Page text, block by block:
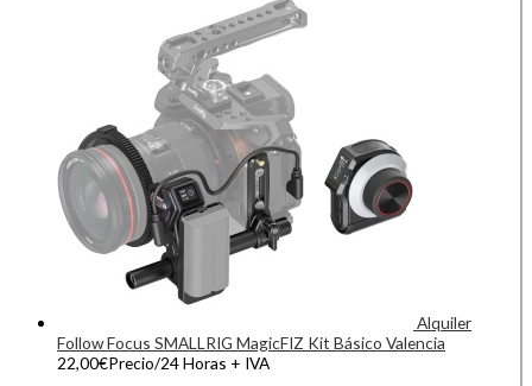
Alquiler
Follow Focus SMALLRIG MagicFIZ Kit Básico Valencia
22,00€Precio/24 Horas + IVA